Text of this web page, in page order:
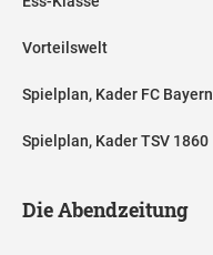
Vorteilswelt
Spielplan, Kader FC Bayern
Spielplan, Kader TSV 1860
Die Abendzeitung